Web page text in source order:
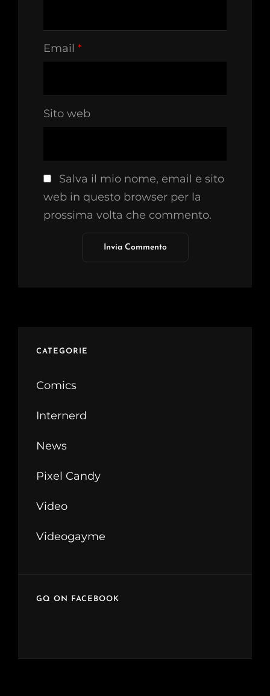
Email *
Sito web
Salva il mio nome, email e sito
web in questo browser per la
prossima volta che commento.
CATEGORIE
Comics
Internerd
News
Pixel Candy
Video
Videogayme
GQ ON FACEBOOK